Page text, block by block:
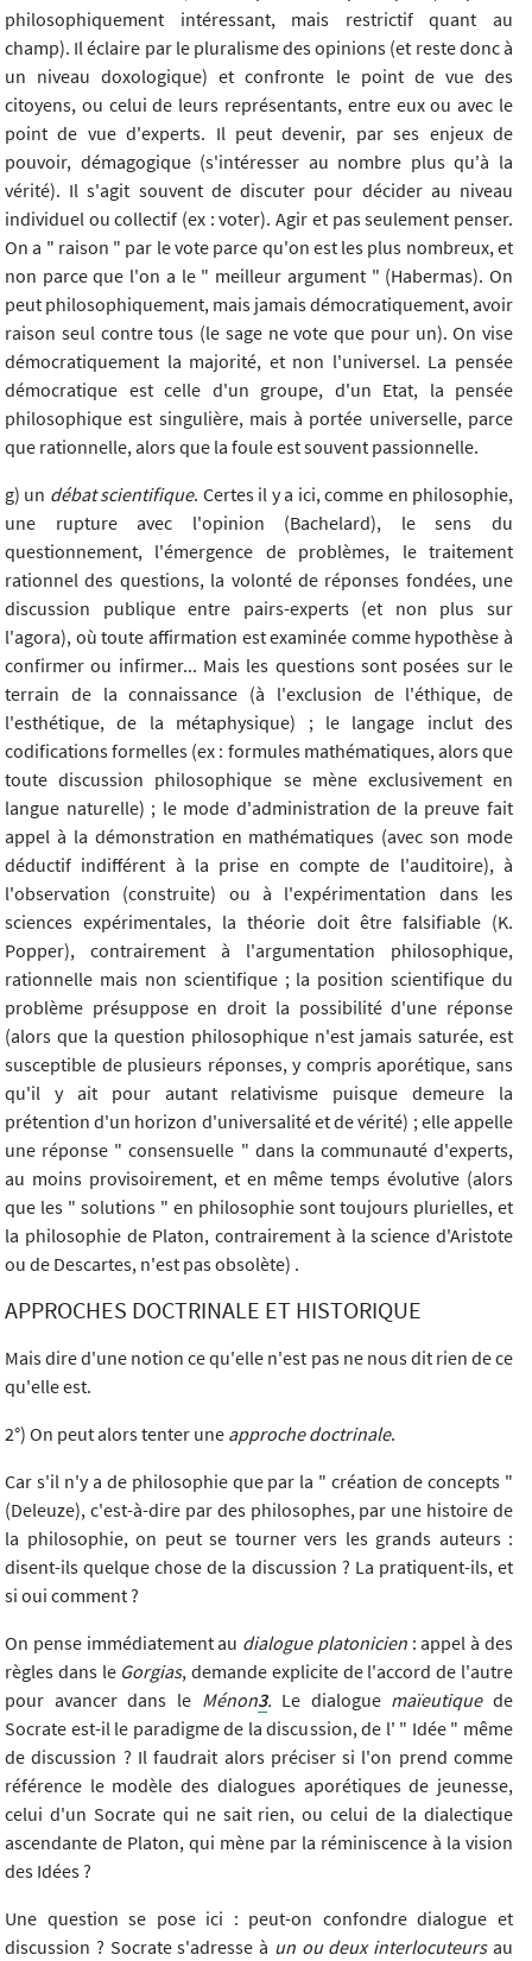
philosophiquement intéressant, mais restrictif quant au
champ). Il éclaire par le pluralisme des opinions (et reste donc à
un niveau doxologique) et confronte le point de vue des
citoyens, ou celui de leurs représentants, entre eux ou avec le
point de vue d'experts. Il peut devenir, par ses enjeux de
pouvoir, démagogique (s'intéresser au nombre plus qu'à la
vérité). Il s'agit souvent de discuter pour décider au niveau
individuel ou collectif (ex : voter). Agir et pas seulement penser.
On a " raison " par le vote parce qu'on est les plus nombreux, et
non parce que l'on a le " meilleur argument " (Habermas). On
peut philosophiquement, mais jamais démocratiquement, avoir
raison seul contre tous (le sage ne vote que pour un). On vise
démocratiquement la majorité, et non l'universel. La pensée
démocratique est celle d'un groupe, d'un Etat, la pensée
philosophique est singulière, mais à portée universelle, parce
que rationnelle, alors que la foule est souvent passionnelle.
g) un débat scientifique. Certes il y a ici, comme en philosophie,
une rupture avec l'opinion (Bachelard), le sens du
questionnement, l'émergence de problèmes, le traitement
rationnel des questions, la volonté de réponses fondées, une
discussion publique entre pairs-experts (et non plus sur
l'agora), où toute affirmation est examinée comme hypothèse à
confirmer ou infirmer... Mais les questions sont posées sur le
terrain de la connaissance (à l'exclusion de l'éthique, de
l'esthétique, de la métaphysique) ; le langage inclut des
codifications formelles (ex : formules mathématiques, alors que
toute discussion philosophique se mène exclusivement en
langue naturelle) ; le mode d'administration de la preuve fait
appel à la démonstration en mathématiques (avec son mode
déductif indifférent à la prise en compte de l'auditoire), à
l'observation (construite) ou à l'expérimentation dans les
sciences expérimentales, la théorie doit être falsifiable (K.
Popper), contrairement à l'argumentation philosophique,
rationnelle mais non scientifique ; la position scientifique du
problème présuppose en droit la possibilité d'une réponse
(alors que la question philosophique n'est jamais saturée, est
susceptible de plusieurs réponses, y compris aporétique, sans
qu'il y ait pour autant relativisme puisque demeure la
prétention d'un horizon d'universalité et de vérité) ; elle appelle
une réponse " consensuelle " dans la communauté d'experts,
au moins provisoirement, et en même temps évolutive (alors
que les " solutions " en philosophie sont toujours plurielles, et
la philosophie de Platon, contrairement à la science d'Aristote
ou de Descartes, n'est pas obsolète) .
APPROCHES DOCTRINALE ET HISTORIQUE
Mais dire d'une notion ce qu'elle n'est pas ne nous dit rien de ce
qu'elle est.
2°) On peut alors tenter une approche doctrinale.
Car s'il n'y a de philosophie que par la " création de concepts "
(Deleuze), c'est-à-dire par des philosophes, par une histoire de
la philosophie, on peut se tourner vers les grands auteurs :
disent-ils quelque chose de la discussion ? La pratiquent-ils, et
si oui comment ?
On pense immédiatement au dialogue platonicien: appel à des
règles dans le Gorgias, demande explicite de l'accord de l'autre
pour avancer dans le Ménon3. Le dialoguemaïeutique de
Socrate est-il le paradigme de la discussion, de l' " Idée " même
de discussion ? Il faudrait alors préciser si l'on prend comme
référence le modèle des dialogues aporétiques de jeunesse,
celui d'un Socrate qui ne sait rien, ou celui de la dialectique
ascendante de Platon, qui mène par la réminiscence à la vision
des Idées ?
Une question se pose ici : peut-on confondre dialogue et
discussion ? Socrate s'adresse à un ou deux interlocuteursau